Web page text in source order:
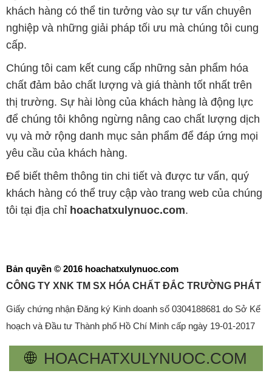
chất đảm bảo chất lượng và giá thành tốt nhất trên
thị trường. Sự hài lòng của khách hàng là động lực
để chúng tôi không ngừng nâng cao chất lượng dịch
vụ và mở rộng danh mục sản phẩm để đáp ứng mọi
yêu cầu của khách hàng.
Để biết thêm thông tin chi tiết và được tư vấn, quý
khách hàng có thể truy cập vào trang web của chúng
tôi tại địa chỉhoachatxulynuoc.com.
Bản quyền © 2016 hoachatxulynuoc.com
CÔNG TY XNK TM SX HÓA CHẤT ĐẮC TRƯỜNG PHÁT
🌐HOACHATXULYNUOC.COM